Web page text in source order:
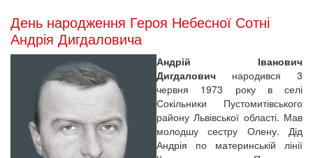
День народження Героя Небесної Сотні
Андрія Дигдаловича
Андрій Іванович
Дигдалович народився 3
червня 1973 року в селі
Сокільники Пустомитівського
району Львівської області. Мав
молодшу сестру Олену. Дід
Андрія по материнській лінії